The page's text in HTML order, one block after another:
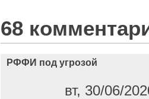
68
РФФИ под угрозой
вт, 30/06/